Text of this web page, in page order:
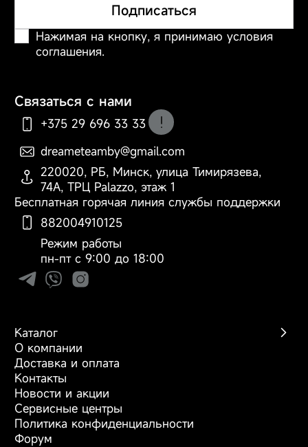
Связаться с нами
+375 29 696 33 33
По вопросам оформления
заказа, доставки и оплаты
dreameteamby@gmail.com
220020, РБ, Минск, улица Тимирязева,
74А, ТРЦ Palazzo, этаж 1
Бесплатная горячая линия службы поддержки
882004910125
Режим работы
пн-пт с 9:00 до 18:00
Подписаться
Нажимая на кнопку, я принимаю условия
соглашения.
Каталог
Беспроводные пылесосы
Роботы-пылесосы
Моющие пылесосы
Фены
Аксессуары
О компании
Доставка и оплата
Контакты
Новости и акции
Сервисные центры
Политика конфиденциальности
Форум